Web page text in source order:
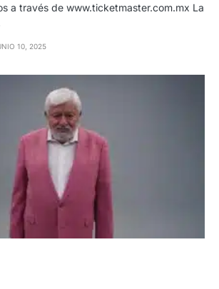
a través de www.ticketmaster.com.mx La
10, 2025